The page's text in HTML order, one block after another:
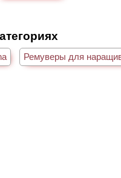
Ремуверы для